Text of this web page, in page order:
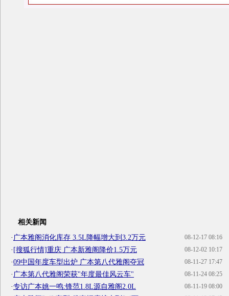
相关新闻
08-12-17 08:16
· 广本雅阁消化库存 3.5L降幅增大到3.2万元
08-12-02 10:17
·[搜狐行情]重庆 广本新雅阁降价1.5万元
08-11-27 17:47
·09中国年度车型出炉 广本第八代雅阁夺冠
08-11-24 08:25
· 广本第八代雅阁荣获"年度最佳风云车"
08-11-19 08:00
·专访广本姚一鸣:锋范1.8L源自雅阁2.0L